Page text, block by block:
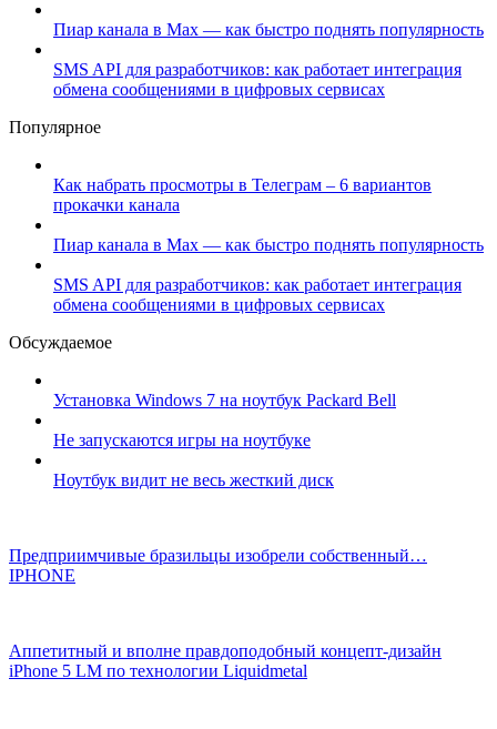
Пиар канала в Max — как быстро поднять популярность
SMS API для разработчиков: как работает интеграция
обмена сообщениями в цифровых сервисах
Популярное
Как набрать просмотры в Телеграм – 6 вариантов
прокачки канала
Пиар канала в Max — как быстро поднять популярность
SMS API для разработчиков: как работает интеграция
обмена сообщениями в цифровых сервисах
Обсуждаемое
Установка Windows 7 на ноутбук Packard Bell
Не запускаются игры на ноутбуке
Ноутбук видит не весь жесткий диск
Предприимчивые бразильцы изобрели собственный…
IPHONE
Аппетитный и вполне правдоподобный концепт-дизайн
iPhone 5 LM по технологии Liquidmetal